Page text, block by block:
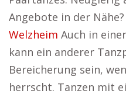
Angebote in der
Welzheim Auch in
kann ein anderer
Bereicherung sein,
herrscht. Tanzen mit